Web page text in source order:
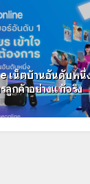
เน็ตบ้านอันดับหนึ่ง
ลูกค้าอย่างแท้จริง